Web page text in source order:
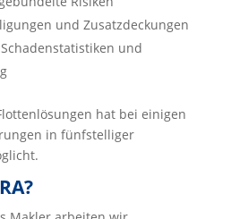
und Zusatzdeckungen
und
hat bei einigen
in fünfstelliger